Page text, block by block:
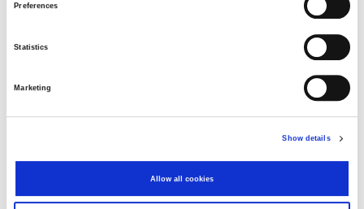
Preferences
Statistics
Marketing
Show details
Allow all cookies
Država
Zapisi o povezanosti